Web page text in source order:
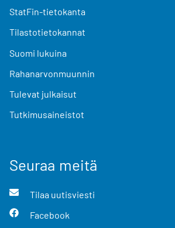
StatFin-tietokanta
Tilastotietokannat
Suomi lukuina
Rahanarvonmuunnin
Tulevat julkaisut
Tutkimusaineistot
Seuraa meitä
Tilaa uutisviesti
Facebook